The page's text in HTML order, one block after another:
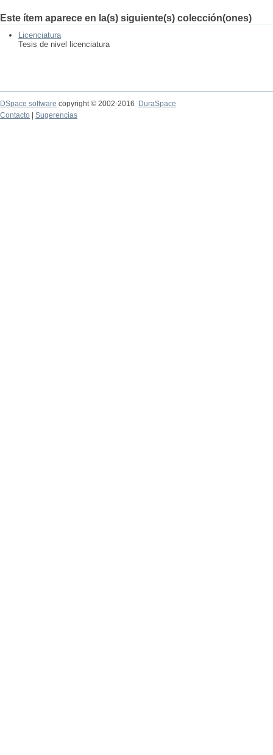
Este ítem aparece en la(s) siguiente(s) colección(ones)
Licenciatura
Tesis de nivel licenciatura
DSpace software copyright © 2002-2016
DuraSpace
Contacto
Sugerencias